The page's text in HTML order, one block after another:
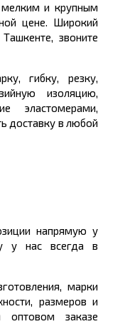
и крупным
цене. Широкий
звоните
гибку, резку,
изоляцию,
эластомерами,
доставку в любой
напрямую у
у нас всегда в
марки
размеров и
оптовом заказе